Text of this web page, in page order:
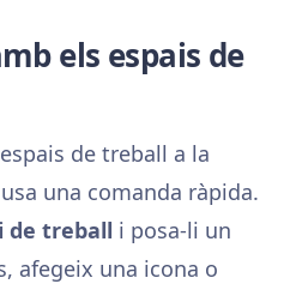
els espais de
de treball a la
una comanda ràpida.
de treball i posa-li un
afegeix una icona o